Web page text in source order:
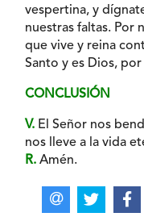
vespertina, y
nuestras faltas. Por
que vive y reina
Santo y es Dios,
CONCLUSIÓN
V. El Señor nos
nos lleve a la vida
R. Amén.